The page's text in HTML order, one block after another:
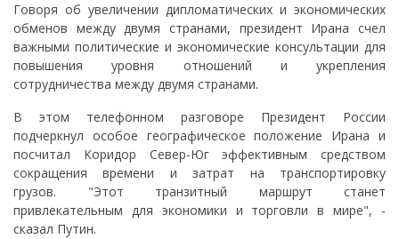
Говоря об увеличении дипломатических и экономических
обменов между двумя странами, президент Ирана счел
важными политические и экономические консультации для
повышения уровня отношений и укрепления
сотрудничества между двумя странами.
В этом телефонном разговоре Президент России
подчеркнул особое географическое положение Ирана и
посчитал Коридор Север-Юг эффективным средством
сокращения времени и затрат на транспортировку
грузов. "Этот транзитный маршрут станет
привлекательным для экономики и торговли в мире", -
сказал Путин.